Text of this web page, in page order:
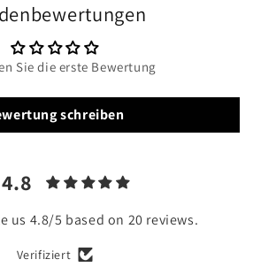
Sie die erste Bewertung
schreiben
4.8
us 4.8/5 based on 20 reviews.
Verifiziert